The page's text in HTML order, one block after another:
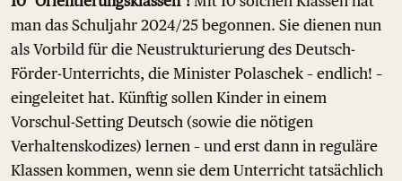
man das Schuljahr 2024/25 begonnen. Sie dienen nun
als Vorbild für die Neustrukturierung des Deutsch-
Förder-Unterrichts, die Minister Polaschek – endlich! –
eingeleitet hat. Künftig sollen Kinder in einem
Vorschul-Setting Deutsch (sowie die nötigen
Verhaltenskodizes) lernen – und erst dann in reguläre
Klassen kommen, wenn sie dem Unterricht tatsächlich